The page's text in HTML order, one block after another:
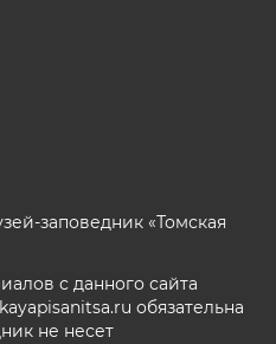
заповедник «Томская
с данного сайта
обязательна
не несет